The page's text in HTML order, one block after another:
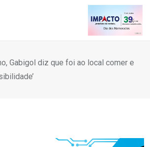
Gabigol diz que foi ao local comer e